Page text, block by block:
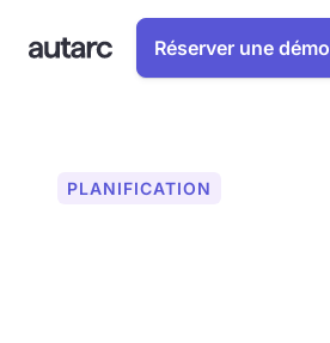
Réserver une démo
PLANIFICATION